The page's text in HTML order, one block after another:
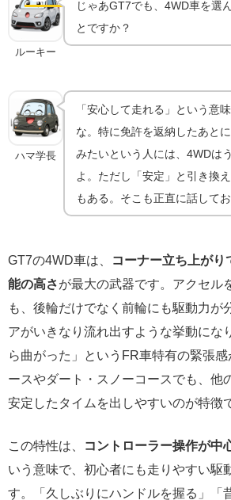
ルーキー
じゃあGT7でも、4WD車を選
とですか？
ハマ学長
「安心して走れる」という意
な。特に免許を返納したあと
みたいという人には、4WDは
よ。ただし「安定」と引き換
もある。そこも正直に話してお
GT7の4WD車は、
コーナー立ち上がり
能の高さが最大の武器です。アクセル
も、後輪だけでなく前輪にも駆動力が
アがいきなり流れ出すような挙動にな
ら曲がった」というFR車特有の緊張
ースやダート・スノーコースでも、他
安定したタイムを出しやすいのが特徴
この特性は、 コントローラー操作が中
いう意味で、初心者にも走りやすい駆
す。「久しぶりにハンドルを握る」「